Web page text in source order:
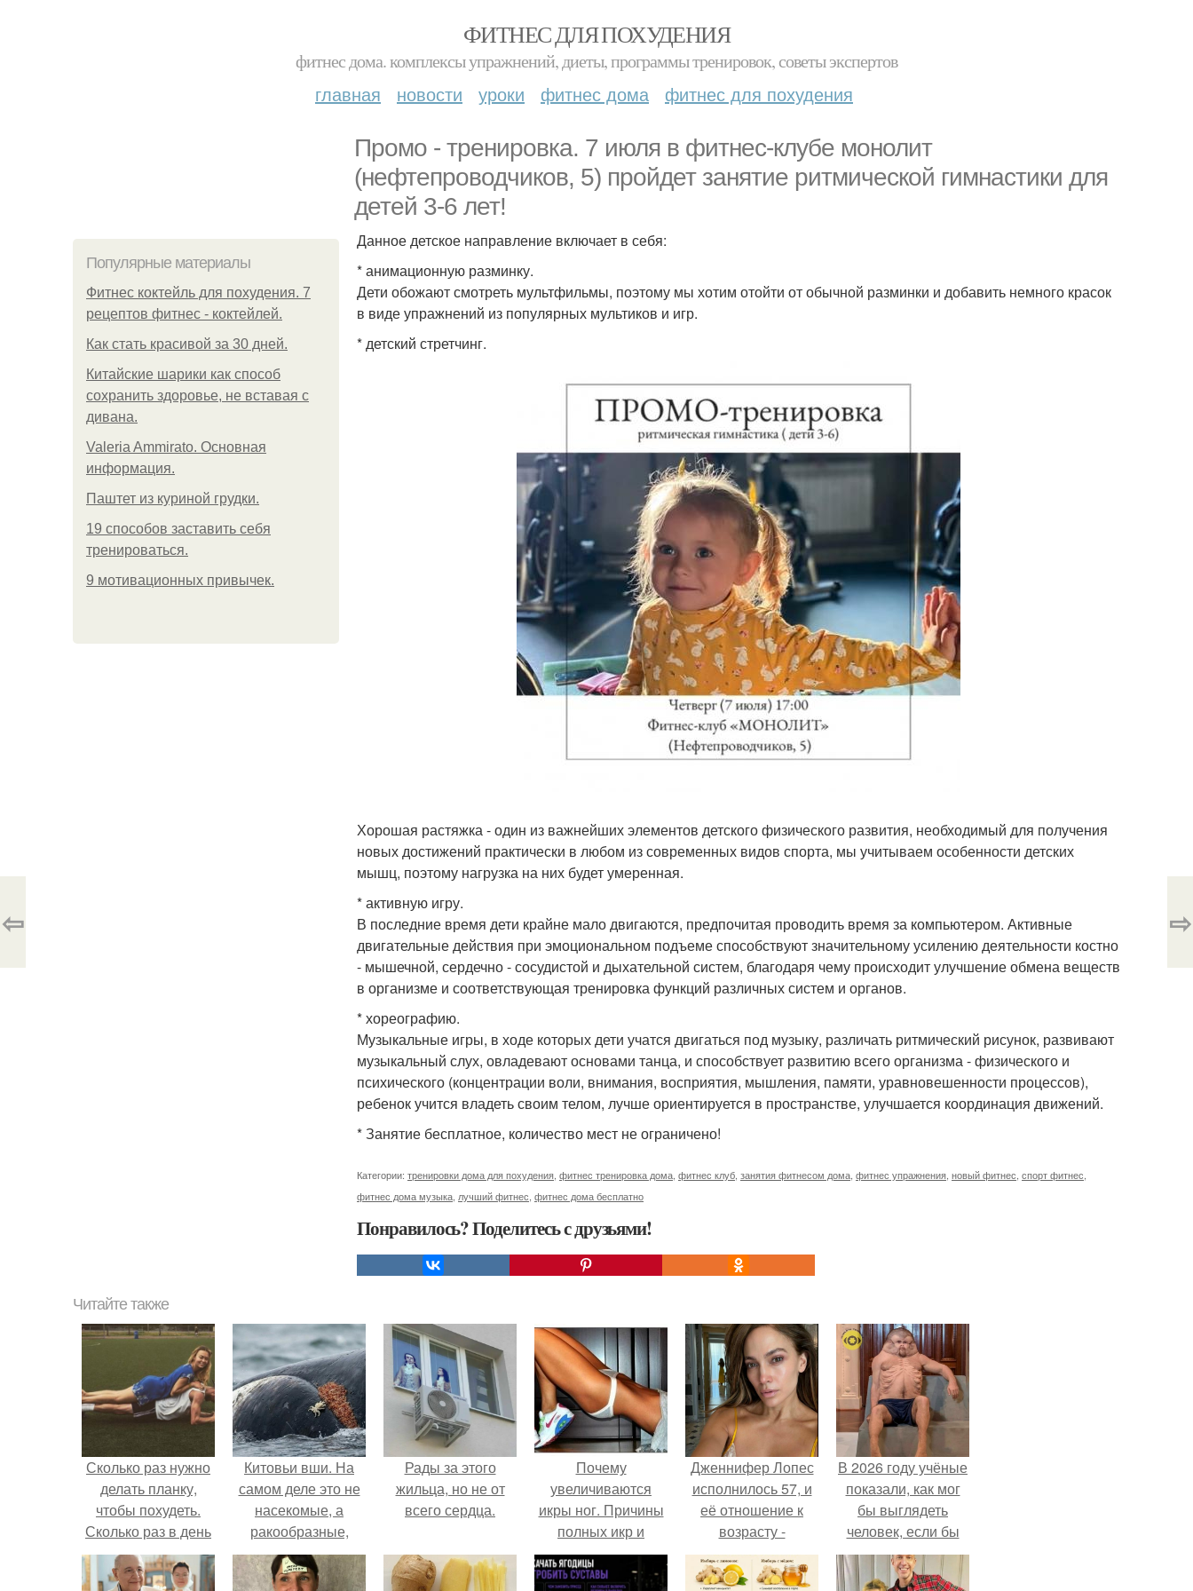
ФИТНЕС ДЛЯ ПОХУДЕНИЯ
фитнес дома. комплексы упражнений, диеты, программы тренировок, советы экспертов
главная новости уроки фитнес дома фитнес для похудения
Промо - тренировка. 7 июля в фитнес-клубе монолит
(нефтепроводчиков, 5) пройдет занятие ритмической гимнастики для
детей 3-6 лет!
Популярные материалы
Фитнес коктейль для похудения. 7
рецептов фитнес - коктейлей.
Как стать красивой за 30 дней.
Китайские шарики как способ
сохранить здоровье, не вставая с
дивана.
Valeria Ammirato. Основная
информация.
Паштет из куриной грудки.
19 способов заставить себя
тренироваться.
9 мотивационных привычек.
Данное детское направление включает в себя:
* анимационную разминку.
Дети обожают смотреть мультфильмы, поэтому мы хотим отойти от обычной разминки и добавить немного красок
в виде упражнений из популярных мультиков и игр.
* детский стретчинг.
Хорошая растяжка - один из важнейших элементов детского физического развития, необходимый для получения
новых достижений практически в любом из современных видов спорта, мы учитываем особенности детских
мышц, поэтому нагрузка на них будет умеренная.
* активную игру.
В последние время дети крайне мало двигаются, предпочитая проводить время за компьютером. Активные
двигательные действия при эмоциональном подъеме способствуют значительному усилению деятельности костно
- мышечной, сердечно - сосудистой и дыхательной систем, благодаря чему происходит улучшение обмена веществ
в организме и соответствующая тренировка функций различных систем и органов.
* хореографию.
Музыкальные игры, в ходе которых дети учатся двигаться под музыку, различать ритмический рисунок, развивают
музыкальный слух, овладевают основами танца, и способствует развитию всего организма - физического и
психического (концентрации воли, внимания, восприятия, мышления, памяти, уравновешенности процессов),
ребенок учится владеть своим телом, лучше ориентируется в пространстве, улучшается координация движений.
* Занятие бесплатное, количество мест не ограничено!
Категории: тренировки дома для похудения фитнес тренировка дома фитнес клуб занятия фитнесом дома фитнес упражнения новый фитнес спорт фитнес
фитнес дома музыка лучший фитнес фитнес дома бесплатно
Понравилось? Поделитесь с друзьями!
⇦ ⇨
Читайте также
Сколько раз нужно
делать планку,
чтобы похудеть.
Сколько раз в день
делать планку —,
чтобы был
Китовьи вши. На
самом деле это не
насекомые, а
ракообразные,
относящиеся к
бокоплавам.
Рады за этого
жильца, но не от
всего сердца.
Почему
увеличиваются
икры ног. Причины
полных икр и
варианты, как
сделать икры ног
Дженнифер Лопес
исполнилось 57, и
её отношение к
возрасту -
настоящий
манифест
В 2026 году учёные
показали, как мог
бы выглядеть
человек, если бы
его тело
эволюционировало